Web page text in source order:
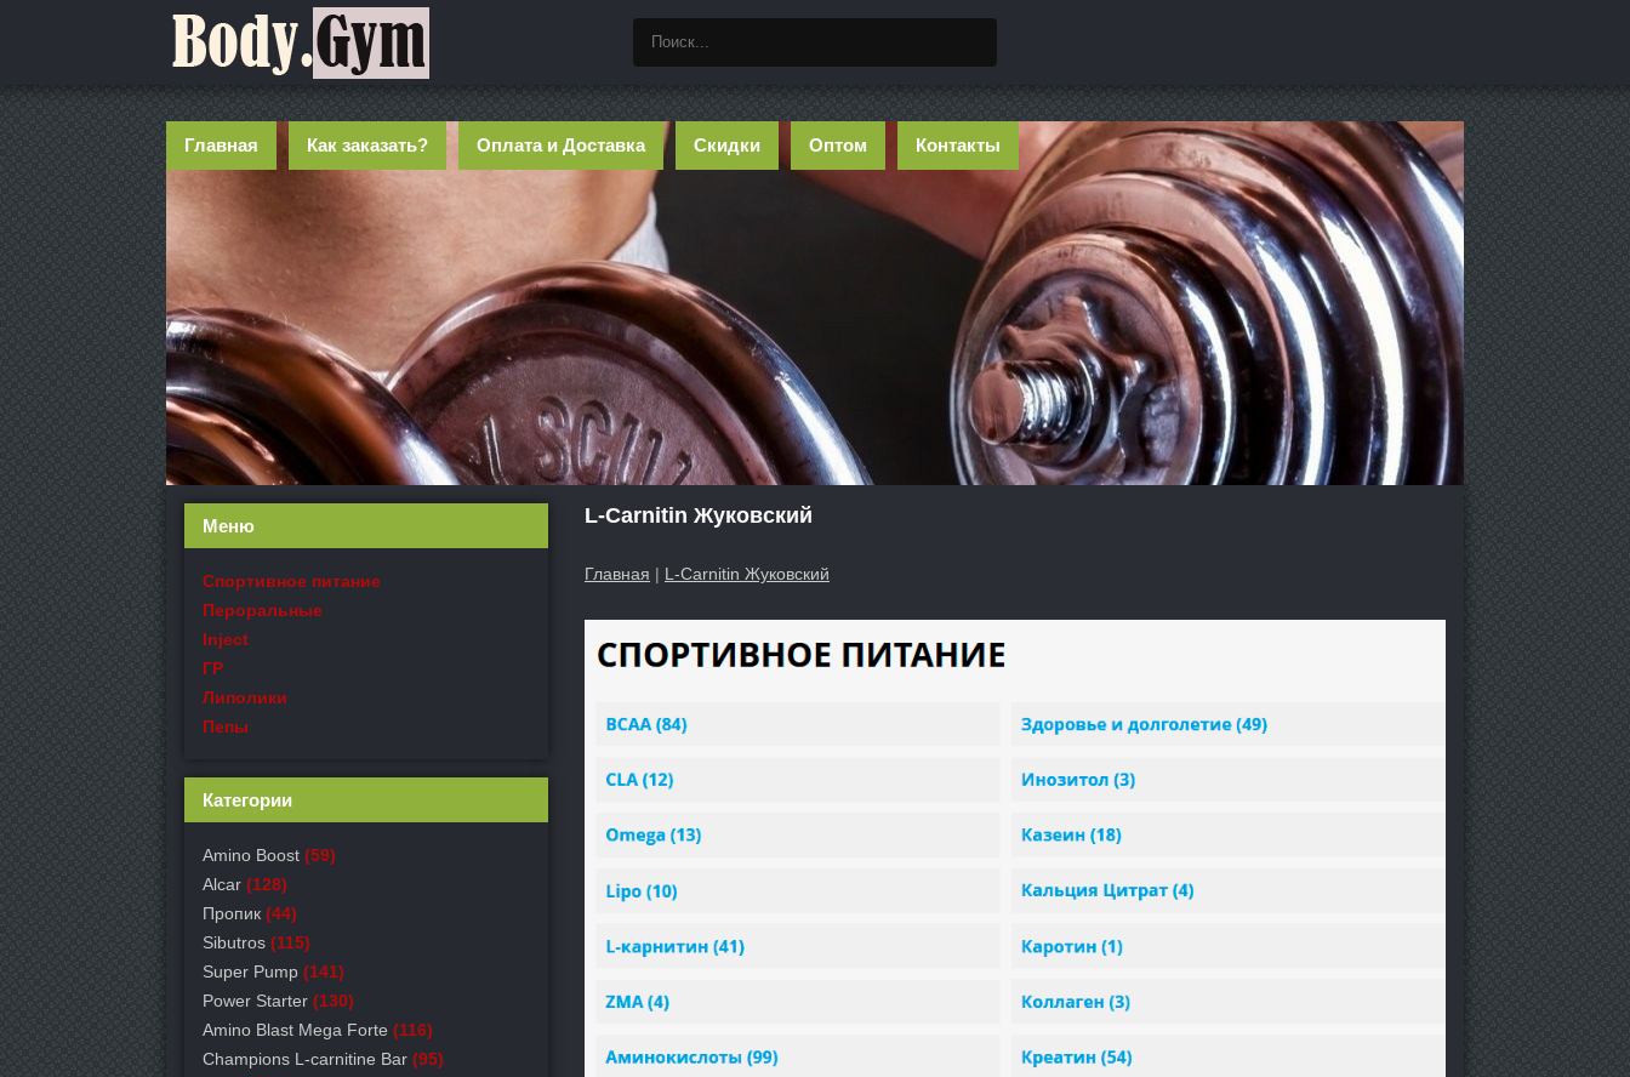
Главная Как заказать? Оплата и Доставка Скидки Оптом Контакты
L-Carnitin Жуковский
Главная | L-Carnitin Жуковский
Меню
Спортивное питание
Пероральные
Inject
ГР
Липолики
Пепы
Категории
Amino Boost (59)
Alcar (128)
Пропик (44)
Sibutros (115)
Super Pump (141)
Power Starter (130)
Amino Blast Mega Forte (116)
Champions L-carnitine Bar (95)